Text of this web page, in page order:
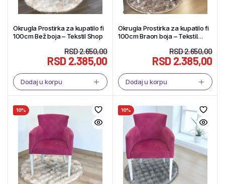
Okrugla Prostirka za kupatilo fi
100cm Bež boja – Tekstil Shop
RSD2.650,00
RSD2.385,00
Dodaj u korpu
Okrugla Prostirka za kupatilo fi
100cm Braon boja – Tekstil
RSD2.650,00
RSD2.385,00
Dodaj u korpu
10% 10%